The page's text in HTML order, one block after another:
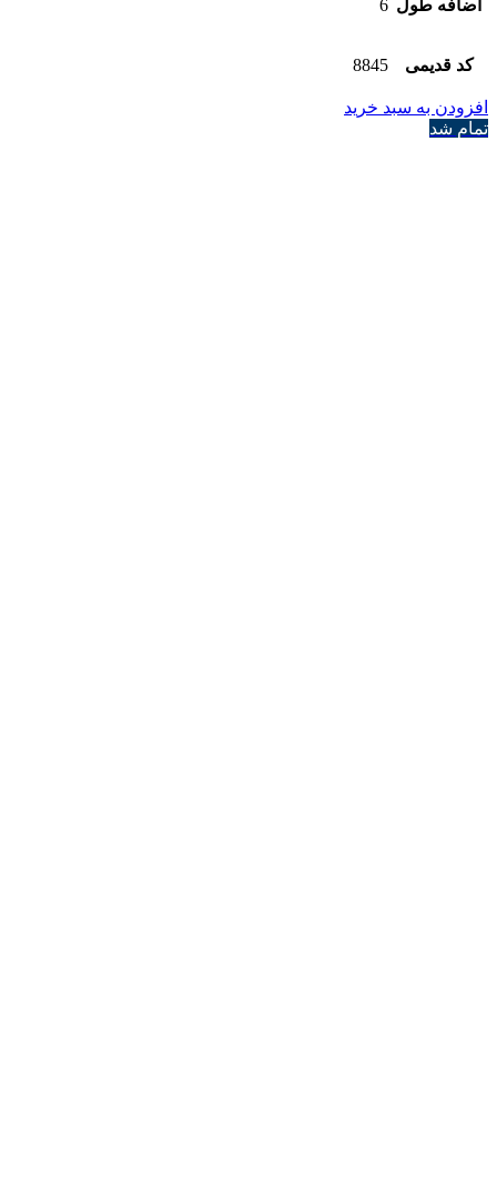
اضافه طول 6
کد قدیمی 8845
افزودن به سبد خرید
تمام شد